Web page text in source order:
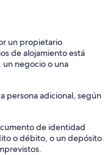
un propietario
de alojamiento está
un negocio o una
persona adicional, según
de identidad
o débito, o un depósito